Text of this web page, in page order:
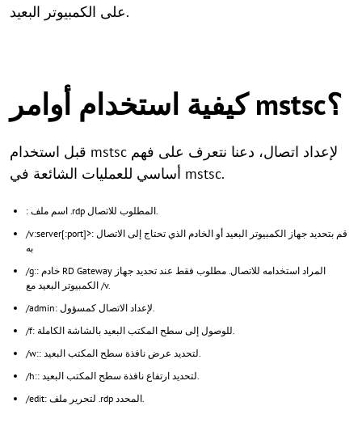
على الكمبيوتر البعيد.
كيفية استخدام أوامر mstsc؟
قبل استخدام mstsc لإعداد اتصال، دعنا نتعرف على فهم
أساسي للعمليات الشائعة في mstsc.
: اسم ملف .rdp المطلوب للاتصال.
/v:server[:port]>: قم بتحديد جهاز الكمبيوتر البعيد أو الخادم الذي تحتاج إلى الاتصال
به
/g:: خادم RD Gateway المراد استخدامه للاتصال. مطلوب فقط عند تحديد جهاز
الكمبيوتر البعيد مع /v.
/admin: لإعداد الاتصال كمسؤول.
/f: للوصول إلى سطح المكتب البعيد بالشاشة الكاملة.
/w:: لتحديد عرض نافذة سطح المكتب البعيد.
/h:: لتحديد ارتفاع
نافذة سطح المكتب البعيد.
/edit: لتحرير ملف .rdp المحدد.